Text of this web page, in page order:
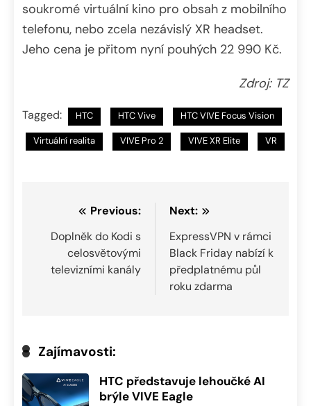
soukromé virtuální kino pro obsah z mobilního
telefonu, nebo zcela nezávislý XR headset.
Jeho cena je přitom nyní pouhých 22 990 Kč.
Zdroj: TZ
Tagged: HTC HTC Vive HTC VIVE Focus Vision
Virtuální realita VIVE Pro 2 VIVE XR Elite VR
Navigace
pro
příspěvek
Previous:
Doplněk do Kodi s
celosvětovými
televizními kanály
Next:
ExpressVPN v rámci
Black Friday nabízí k
předplatnému půl
roku zdarma
Zajímavosti:
HTC představuje lehoučké AI
brýle VIVE Eagle